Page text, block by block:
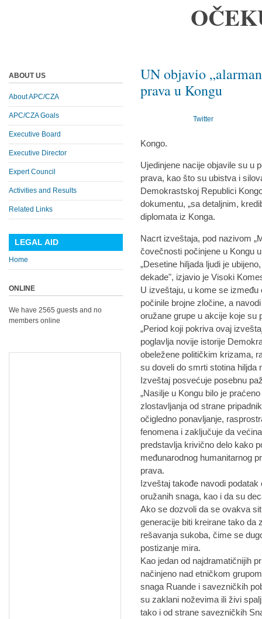
UN objavio
prava u Kongu
Twitter
Kongo.
Ujedinjene nacije objavile su u
prava, kao što su ubistva i
Demokrastskoj Republici
dokumentu, „sa detaljnim,
diplomata iz Konga.
Nacrt izveštaja, pod nazivom
čovečnosti počinjene u Kongu
„Desetine hiljada ljudi je
dekade", izjavio je Visoki
U izveštaju, u kome se između
počinile brojne zločine, a
oružane grupe u akcije koje su
„Period koji pokriva ovaj
poglavlja novije istorije
obeležene političkim krizama,
su doveli do smrti stotina hiljda
Izveštaj posvećuje posebnu
„Nasilje u Kongu bilo je
zlostavljanja od strane
očigledno ponavljanje,
fenomena i zaključuje da
predstavlja krivično delo kako
međunarodnog humanitarnog
prava.
Izveštaj takođe navodi
oružanih snaga, kao i da su
Ako se dozvoli da se ovakva
generacije biti kreirane tako da
rešavanja sukoba, čime se
postizanje mira.
Kao jedan od najdramatičnijih
načinjeno nad etničkom
snaga Ruande i savezničkih
su zaklani noževima ili živi
tako i od strane savezničkih
ABOUT US
About APC/CZA
APC/CZA Goals
Executive Board
Executive Director
Expert Council
Activities and Results
Related Links
LEGAL AID
Home
ONLINE
We have 2565 guests and no
members online